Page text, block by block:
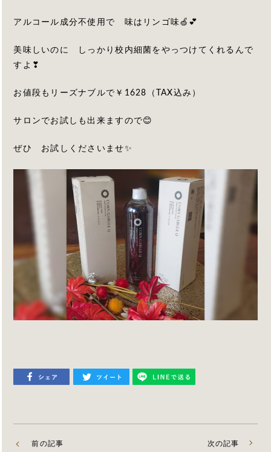
アルコール成分不使用で 味はリンゴ味🍏💕
美味しいのに しっかり校内細菌をやっつけてくれるんで
すよ❣
お値段もリーズナブルで￥1628（TAX込み）
サロンでお試しも出来ますので😊
ぜひ お試しくださいませ✨
前の記事 次の記事